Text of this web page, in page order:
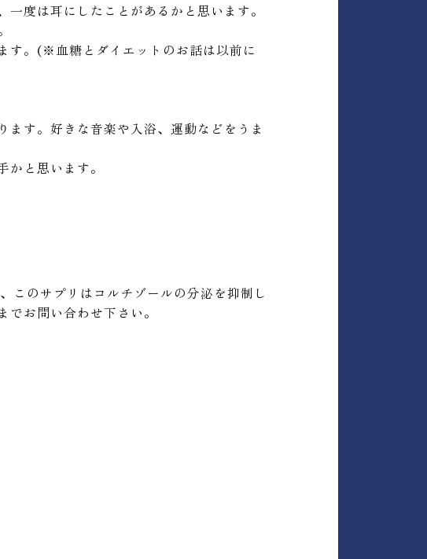
度は耳にしたことがあるかと思います。
す。(※血糖とダイエットのお話は以前に
す。好きな音楽や入浴、運動などをうま
と思います。
このサプリはコルチゾールの分泌を抑制し
お問い合わせ下さい。